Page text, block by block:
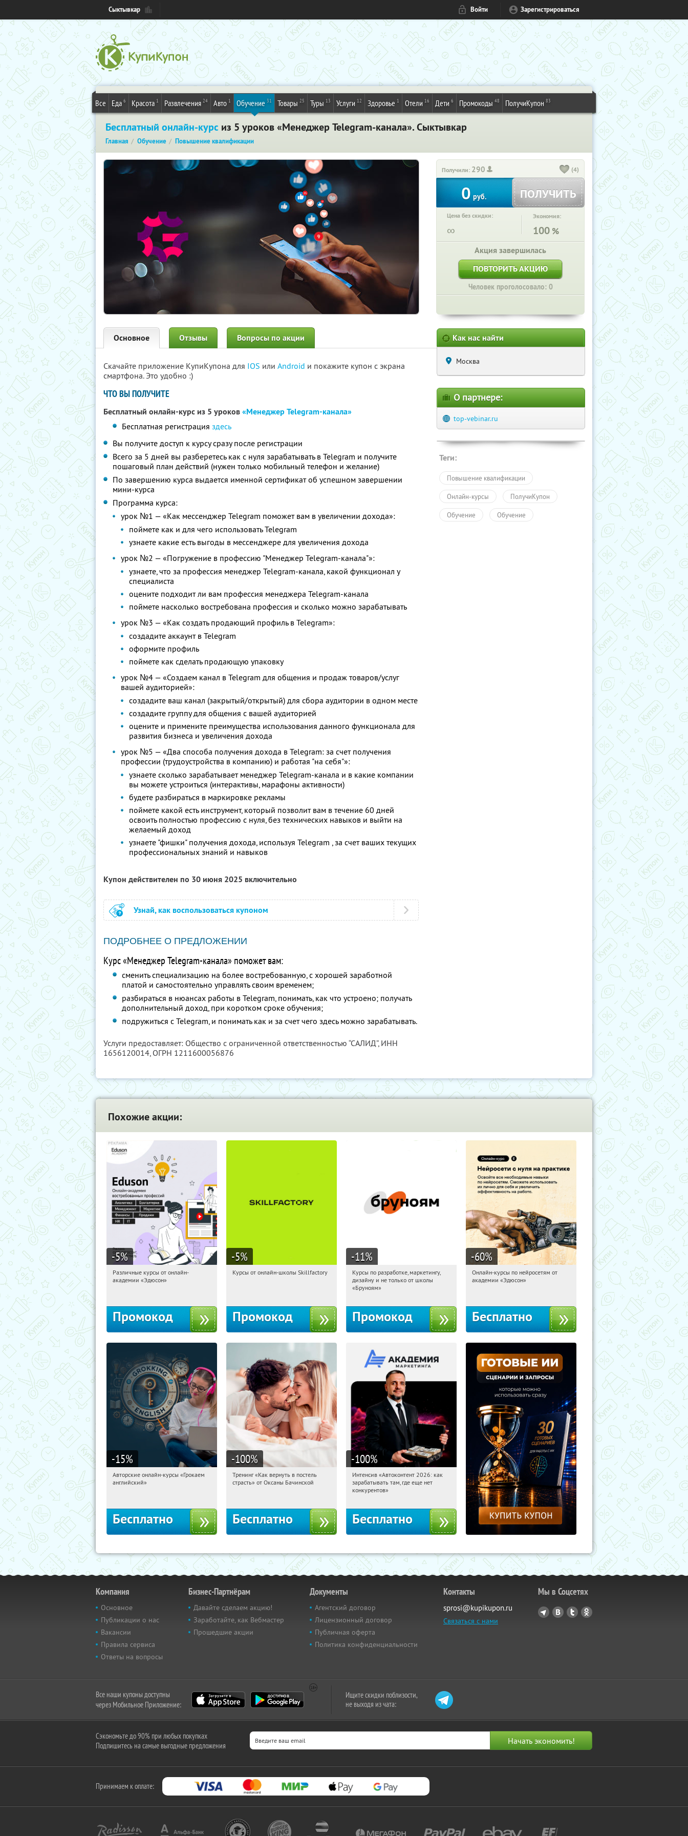
Сыктывкар Войти Зарегистрироваться
Все Еда 6 Красота 1 Развлечения 24 Авто 1 Обучение 31 Товары 25 Туры 13 Услуги 12 Здоровье 1 Отели 16 Дети 6 Промокоды 48 ПолучиКупон 83
Бесплатный онлайн-курс из 5 уроков «Менеджер Telegram-канала». Сыктывкар
Главная Обучение Повышение квалификации
Получили: 290 (4)
0 руб. ПОЛУЧИТЬ
Цена без скидки:
∞
Экономия:
100 %
Акция завершилась
ПОВТОРИТЬ АКЦИЮ
Человек проголосовало: 0
Основное Отзывы Вопросы по акции
Скачайте приложение КупиКупона для IOS или Android и покажите купон с экрана
смартфона. Это удобно :)
ЧТО ВЫ ПОЛУЧИТЕ
Бесплатный онлайн-курс из 5 уроков«Менеджер Telegram-канала»
Бесплатная регистрацияздесь
Вы получите доступ к курсу сразу после регистрации
Всего за 5 дней вы разберетесь как с нуля зарабатывать в Telegram и получите
пошаговый план действий (нужен только мобильный телефон и желание)
По завершению курса выдается именной сертификат об успешном завершении
мини-курса
Программа курса:
урок №1 — «Как мессенджер Telegram поможет вам в увеличении дохода»:
поймете как и для чего использовать Telegram
узнаете какие есть выгоды в мессенджере для увеличения дохода
урок №2 — «Погружение в профессию "Менеджер Telegram-канала"»:
узнаете, что за профессия менеджер Telegram-канала, какой функционал у
специалиста
оцените подходит ли вам профессия менеджера Telegram-канала
поймете насколько востребована профессия и сколько можно зарабатывать
урок №3 — «Как создать продающий профиль в Telegram»:
создадите аккаунт в Telegram
оформите профиль
поймете как сделать продающую упаковку
урок №4 — «Создаем канал в Telegram для общения и продаж товаров/услуг
вашей аудиторией»:
создадите ваш канал (закрытый/открытый) для сбора аудитории в одном месте
создадите группу для общения с вашей аудиторией
оцените и примените преимущества использования данного функционала для
развития бизнеса и увеличения дохода
урок №5 — «Два способа получения дохода в Telegram: за счет получения
профессии (трудоустройства в компанию) и работая "на себя"»:
узнаете сколько зарабатывает менеджер Telegram-канала и в какие компании
вы можете устроиться (интерактивы, марафоны активности)
будете разбираться в маркировке рекламы
поймете какой есть инструмент, который позволит вам в течение 60 дней
освоить полностью профессию с нуля, без технических навыков и выйти на
желаемый доход
узнаете "фишки" получения дохода, используя Telegram , за счет ваших текущих
профессиональных знаний и навыков
Купон действителен по 30 июня 2025 включительно
Узнай, как воспользоваться купоном
ПОДРОБНЕЕ О ПРЕДЛОЖЕНИИ
Курс «Менеджер Telegram-канала» поможет вам:
сменить специализацию на более востребованную, с хорошей заработной
платой и самостоятельно управлять своим временем;
разбираться в нюансах работы в Telegram, понимать, как что устроено; получать
дополнительный доход, при коротком сроке обучения;
подружиться с Telegram, и понимать как и за счет чего здесь можно зарабатывать.
Услуги предоставляет: Общество с ограниченной ответственностью “САЛИД”, ИНН
1656120014, ОГРН 1211600056876
Как нас найти
Москва
О партнере:
top-vebinar.ru
Теги:
Повышение квалификации
Онлайн-курсы ПолучиКупон
Обучение Обучение
Похожие акции:
-5%
21:29:28 Получили:
Различные курсы от онлайн-
академии «Эдюсон»
Промокод
-5%
21:29:28
Получи первым!
Курсы от онлайн-школы Skillfactory
Промокод
-11%
21:29:28
Получи первым!
Россия
Курсы по разработке, маркетингу,
дизайну и не только от школы
«Бруноям»
Промокод
-60%
21:29:28 Получили:
Онлайн-курсы по нейросетям от
академии «Эдюсон»
Бесплатно
-15%
21:29:28 Получили:
Авторские онлайн-курсы «Грокаем
английский»
Бесплатно
-100%
21:29:28 Получили:
Тренинг «Как вернуть в постель
страсть» от Оксаны Бачинской
Бесплатно
-100%
21:29:28 Получили:
Россия
Интенсив «Автоконтент 2026: как
зарабатывать там, где еще нет
конкурентов»
Бесплатно
Компания
Основное
Публикации о нас
Вакансии
Правила сервиса
Ответы на вопросы
Бизнес-Партнёрам
Давайте сделаем акцию!
Заработайте, как Вебмастер
Прошедшие акции
Документы
Агентский договор
Лицензионный договор
Публичная оферта
Политика конфиденциальности
Контакты
sprosi@kupikupon.ru
Связаться с нами
Мы в Соцсетях
Все наши купоны доступны
через Мобильное Приложение:
Ищите скидки поблизости,
не выходя из чата:
Сэкономьте до 90% при любых покупках
Подпишитесь на самые выгодные предложения
Принимаем к оплате: